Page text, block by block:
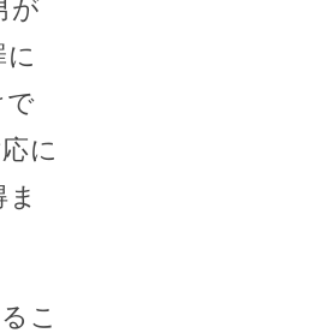
が
で
に
こ